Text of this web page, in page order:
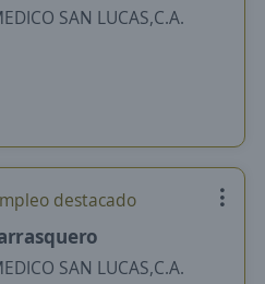
SAN LUCAS,C.A.
destacado
SAN LUCAS,C.A.